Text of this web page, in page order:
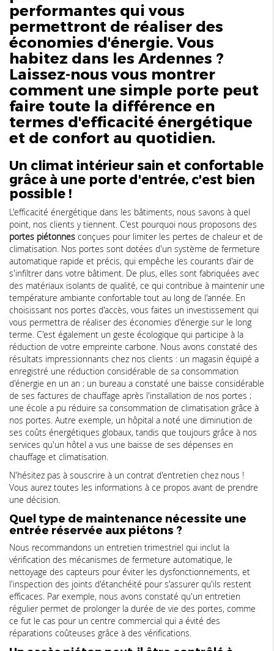
performantes qui vous
permettront de réaliser des
économies d'énergie. Vous
habitez dans les Ardennes ?
Laissez-nous vous montrer
comment une simple porte peut
faire toute la différence en
termes d'efficacité énergétique
et de confort au quotidien.
Un climat intérieur sain et confortable
grâce à une porte d'entrée, c'est bien
possible !
L'efficacité énergétique dans les bâtiments, nous savons à quel
point, nos clients y tiennent. C'est pourquoi nous proposons des
portes piétonnes conçues pour limiter les pertes de chaleur et de
climatisation. Nos portes sont dotées d'un système de fermeture
automatique rapide et précis, qui empêche les courants d'air de
s'infiltrer dans votre bâtiment. De plus, elles sont fabriquées avec
des matériaux isolants de qualité, ce qui contribue à maintenir une
température ambiante confortable tout au long de l'année. En
choisissant nos portes d'accès, vous faites un investissement qui
vous permettra de réaliser des économies d'énergie sur le long
terme. C'est également un geste écologique qui participe à la
réduction de votre empreinte carbone. Nous avons constaté des
résultats impressionnants chez nos clients : un magasin équipé a
enregistré une réduction considérable de sa consommation
d'énergie en un an ; un bureau a constaté une baisse considérable
de ses factures de chauffage après l'installation de nos portes ;
une école a pu réduire sa consommation de climatisation grâce à
nos portes. Autre exemple, un hôpital a noté une diminution de
ses coûts énergétiques globaux, tandis que toujours grâce à nos
services qu'un hôtel a vus une baisse de ses dépenses en
chauffage et climatisation.
N'hésitez pas à souscrire à un contrat d'entretien chez nous !
Vous aurez toutes les informations à ce propos avant de prendre
une décision.
Quel type de maintenance nécessite une
entrée réservée aux piétons ?
Nous recommandons un entretien trimestriel qui inclut la
vérification des mécanismes de fermeture automatique, le
nettoyage des capteurs pour éviter les dysfonctionnements, et
l'inspection des joints d'étanchéité pour s'assurer qu'ils restent
efficaces. Par exemple, nous avons constaté qu'un entretien
régulier permet de prolonger la durée de vie des portes, comme
ce fut le cas pour un centre commercial qui a évité des
réparations coûteuses grâce à des vérifications.